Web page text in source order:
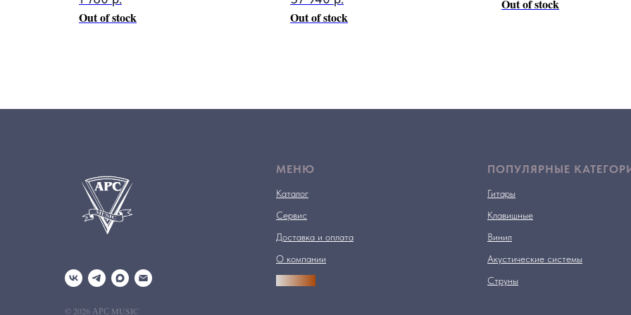
Out of stock Out of stock
Out of stock
© 2026 АРС MUSIC
МЕНЮ
Каталог
Сервис
Доставка и оплата
О компании
ПОПУЛЯРНЫЕ
Гитары
Клавишные
Винил
Акустические системы
Струны